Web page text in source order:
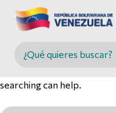
Buscar en MINCYT
searching can help.